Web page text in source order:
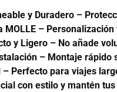
y Duradero –
MOLLE –
y Ligero – No añade
– Montaje rápido
– Perfecto para viajes
con estilo y mantén